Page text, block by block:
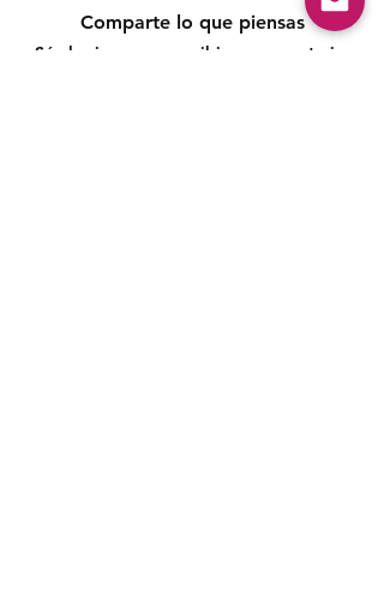
Comparte lo que piensas
Sé el primero en escribir un comentario.